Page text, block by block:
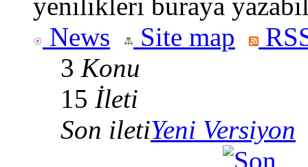
yenilikleri buraya
News
Site map
3 Konu
15 İleti
Son iletiYeni Versiyon